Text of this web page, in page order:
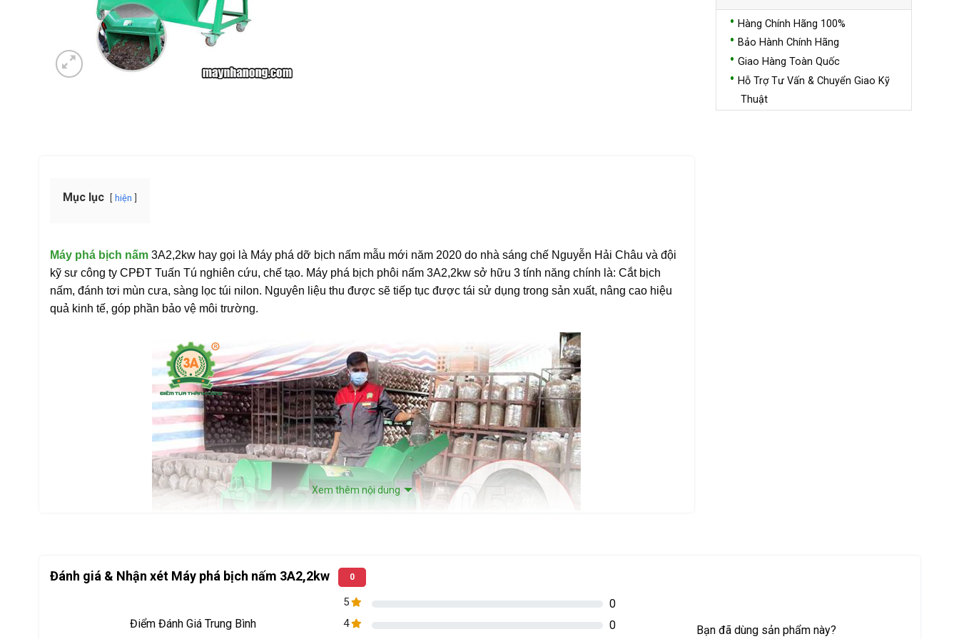
Hàng Chính Hãng 100%
Bảo Hành Chính Hãng
Giao Hàng Toàn Quốc
Hỗ Trợ Tư Vấn & Chuyển Giao Kỹ
Thuật
Mục lục hiện
Máy phá bịch nấm3A2,2kw hay gọi là Máy phá dỡ bịch nấm mẫu mới năm 2020 do nhà sáng chế Nguyễn Hải Châu và đội
kỹ sư công ty CPĐT Tuấn Tú nghiên cứu, chế tạo. Máy phá bịch phôi nấm 3A2,2kw sở hữu 3 tính năng chính là: Cắt bịch
nấm, đánh tơi mùn cưa, sàng lọc túi nilon. Nguyên liệu thu được sẽ tiếp tục được tái sử dụng trong sản xuất, nâng cao hiệu
quả kinh tế, góp phần bảo vệ môi trường.
Xem thêm nội dung
Đánh giá & Nhận xét Máy phá bịch nấm 3A2,2kw 0
Điểm Đánh Giá Trung Bình
5 0
4 0 Bạn đã dùng sản phẩm này?